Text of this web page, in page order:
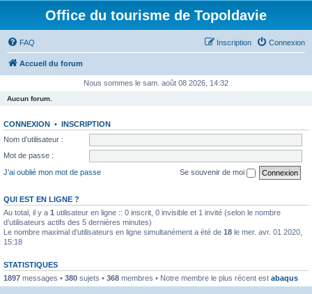
Office du tourisme de Topoldavie
FAQ Connexion
Inscription
Accueil du forum
Nous sommes le sam. août 08 2026, 14:32
Aucun forum.
CONNEXION • INSCRIPTION
Nom d’utilisateur :
Mot de passe :
J’ai oublié mon mot de passe
Se souvenir de moi
QUI EST EN LIGNE ?
Au total, il y a 1 utilisateur en ligne :: 0 inscrit, 0 invisible et 1 invité (selon le nombre
d’utilisateurs actifs des 5 dernières minutes)
Le nombre maximal d’utilisateurs en ligne simultanément a été de 18 le mer. avr. 01 2020,
15:18
STATISTIQUES
1897 messages • 380 sujets • 368 membres • Notre membre le plus récent est abaqus